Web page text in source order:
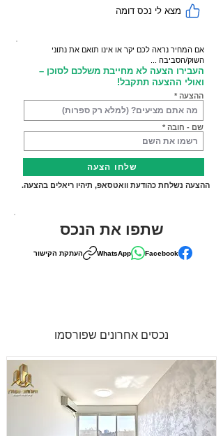
מצא לי נכס דומה
אם המחיר נראה לכם יקר או אינו תואם את נתוני
השוק/הסביבה ...
העבירו הצעה לא מחייבת משלכם לסוכן –
ואולי ההצעה תתקבל!
ההצעה
שם - חובה
שלחו הצעה
ההצעה נשלחת כהודעת וואטסאפ, תיהיו ריאלים בהצעה.
שתפו את הנכס
Facebook
WhatsApp העתקת הקישור
נכסים אחרונים שפורסמו